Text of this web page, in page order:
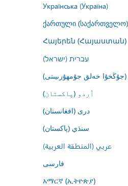
Українська (Україна)
ქართული (საქართველო)
Հայերեն (Հայաստան)
עברית (ישראל)
(جۇڭخۇا خەلق جۇمھۇرىيىتى)
اُردو (پاکستان)
درى (افغانستان)
سنڌي (پاکستان)
عربي (المنطقة العربية)
فارسى
አማርኛ (ኢትዮጵያ)